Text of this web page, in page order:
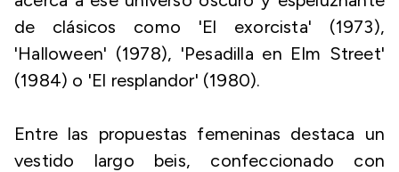
de clásicos como 'El exorcista' (1973),
'Halloween' (1978), 'Pesadilla en Elm Street'
(1984) o 'El resplandor' (1980).
Entre las propuestas femeninas destaca un
vestido largo beis, confeccionado con